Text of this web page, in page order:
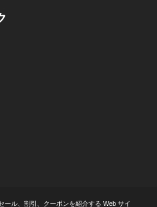
ール、割引、クーポンを紹介する Web サイ